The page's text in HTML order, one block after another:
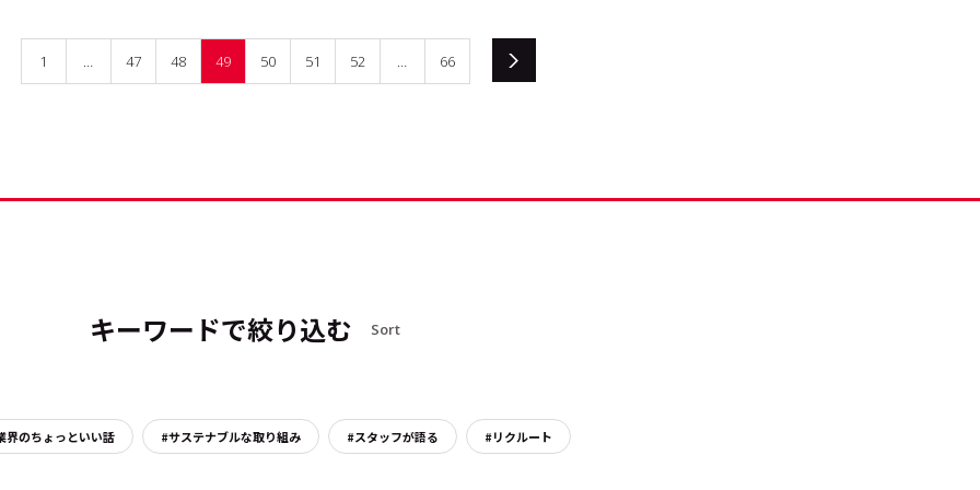
1 … 47 48 49 50 51 52 … 66
キーワードで絞り込む Sort
界のちょっといい話 #サステナブルな取り組み #スタッフが語る #リクルート